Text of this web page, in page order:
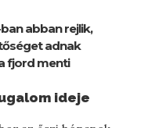
abban rejlik,
adnak
fjord menti
ideje